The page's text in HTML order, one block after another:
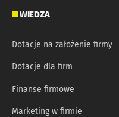
WIEDZA
Dotacje na założenie firmy
Dotacje dla firm
Finanse firmowe
Marketing w firmie